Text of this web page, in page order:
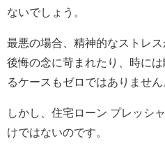
ないでしょう。
最悪の場合、精神的なストレス
後悔の念に苛まれたり、時に
るケースもゼロではありません
しかし、住宅ローン プレッシ
けではないのです。